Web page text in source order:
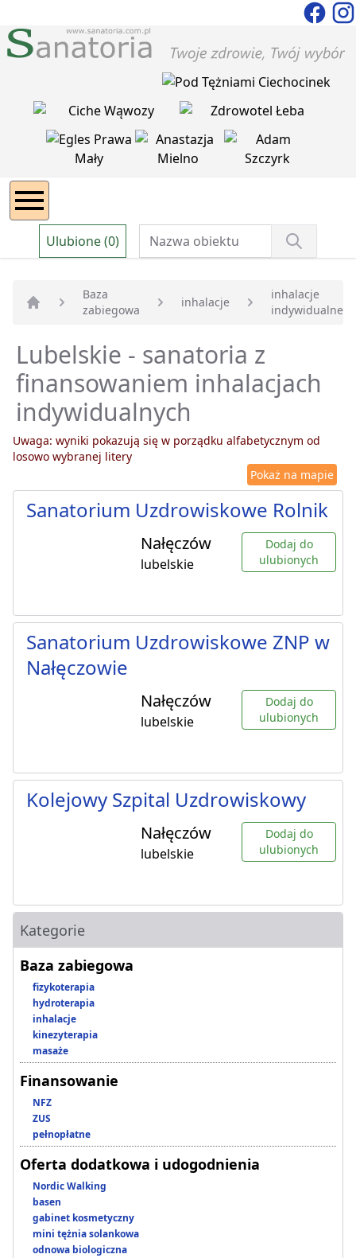
Ulubione (0)
Strona główna
Baza
zabiegowa
inhalacje
inhalacje
indywidualne
Lubelskie - sanatoria z
finansowaniem inhalacjach
indywidualnych
Uwaga: wyniki pokazują się w porządku alfabetycznym od
losowo wybranej litery
Pokaż na mapie
Sanatorium Uzdrowiskowe Rolnik
Nałęczów
lubelskie
Dodaj do
ulubionych
Sanatorium Uzdrowiskowe ZNP w
Nałęczowie
Nałęczów
lubelskie
Dodaj do
ulubionych
Kolejowy Szpital Uzdrowiskowy
Nałęczów
lubelskie
Dodaj do
ulubionych
Kategorie
Baza zabiegowa
fizykoterapia
hydroterapia
inhalacje
kinezyterapia
masaże
Finansowanie
NFZ
ZUS
pełnopłatne
Oferta dodatkowa i udogodnienia
Nordic Walking
basen
gabinet kosmetyczny
mini tężnia solankowa
odnowa biologiczna